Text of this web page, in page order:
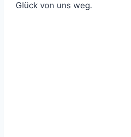
Glück von uns weg.